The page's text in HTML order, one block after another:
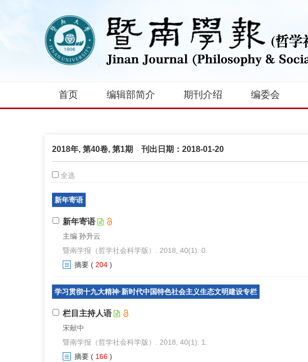
首页 编辑部简介 期刊介绍 编委会
2018年, 第40卷, 第1期 刊出日期：2018-01-20
全选
新年寄语
新年寄语
主编 孙升云
暨南学报（哲学社会科学版）. 2018, 40(1): 0.
摘要 ( 204 )
学习贯彻十九大精神·新时代中国特色社会主义生态文明建设专栏
栏目主持人语
宋献中
暨南学报（哲学社会科学版）. 2018, 40(1): 1.
摘要 ( 166 )